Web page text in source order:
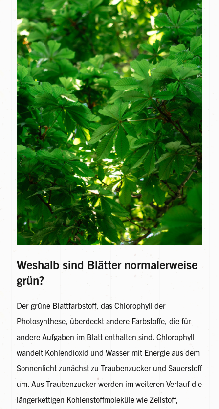
Weshalb sind Blätter normalerweise
grün?
Der grüne Blattfarbstoff, das Chlorophyll der
Photosynthese, überdeckt andere Farbstoffe, die für
andere Aufgaben im Blatt enthalten sind. Chlorophyll
wandelt Kohlendioxid und Wasser mit Energie aus dem
Sonnenlicht zunächst zu Traubenzucker und Sauerstoff
um. Aus Traubenzucker werden im weiteren Verlauf die
längerkettigen Kohlenstoffmoleküle wie Zellstoff,